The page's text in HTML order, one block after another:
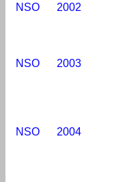
NSO 2002
NSO
2003
NSO
2004